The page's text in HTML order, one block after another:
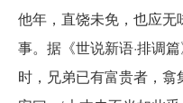
他年，直饶未免，也应无
事。据《世说新语·排调
时，兄弟已有富贵者，